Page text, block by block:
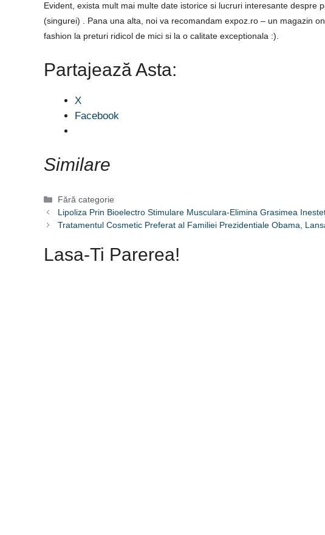
Evident, exista mult mai multe date istorice si lucruri interesante despre
(singurei) . Pana una alta, noi va recomandam expoz.ro – un magazin
fashion la preturi ridicol de mici si la o calitate exceptionala :).
Partajează Asta:
X
Facebook
Similare
Categorii
Fără categorie
Lipoliza Prin Bioelectro Stimulare Musculara-Elimina Grasimea
Tratamentul Cosmetic Preferat al Familiei Prezidentiale Obama,
Lasa-Ti Parerea!